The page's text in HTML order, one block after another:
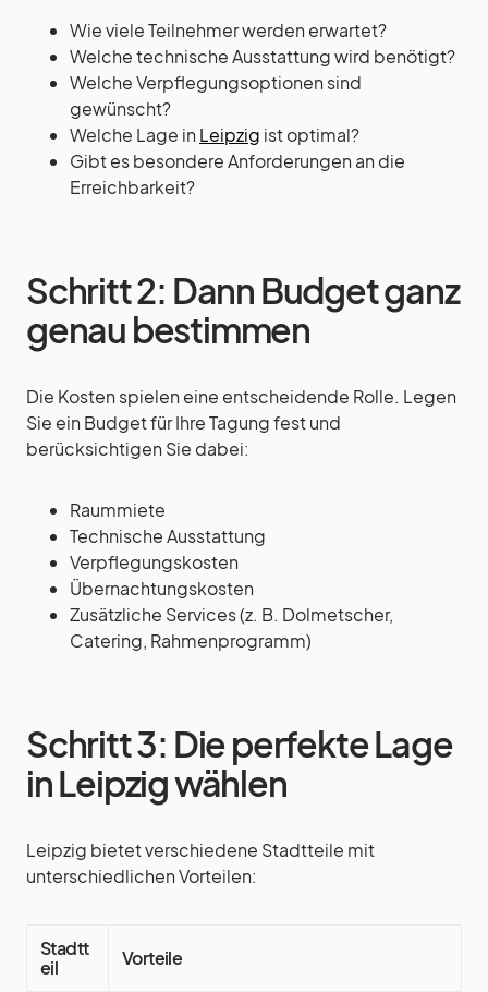
Wie viele Teilnehmer werden erwartet?
Welche technische Ausstattung wird benötigt?
Welche Verpflegungsoptionen sind
gewünscht?
Welche Lage in Leipzig ist optimal?
Gibt es besondere Anforderungen an die
Erreichbarkeit?
Schritt 2: Dann Budget ganz
genau bestimmen
Die Kosten spielen eine entscheidende Rolle. Legen
Sie ein Budget für Ihre Tagung fest und
berücksichtigen Sie dabei:
Raummiete
Technische Ausstattung
Verpflegungskosten
Übernachtungskosten
Zusätzliche Services (z. B. Dolmetscher,
Catering, Rahmenprogramm)
Schritt 3: Die perfekte Lage
in Leipzig wählen
Leipzig bietet verschiedene Stadtteile mit
unterschiedlichen Vorteilen:
Stadtt
eil
Vorteile